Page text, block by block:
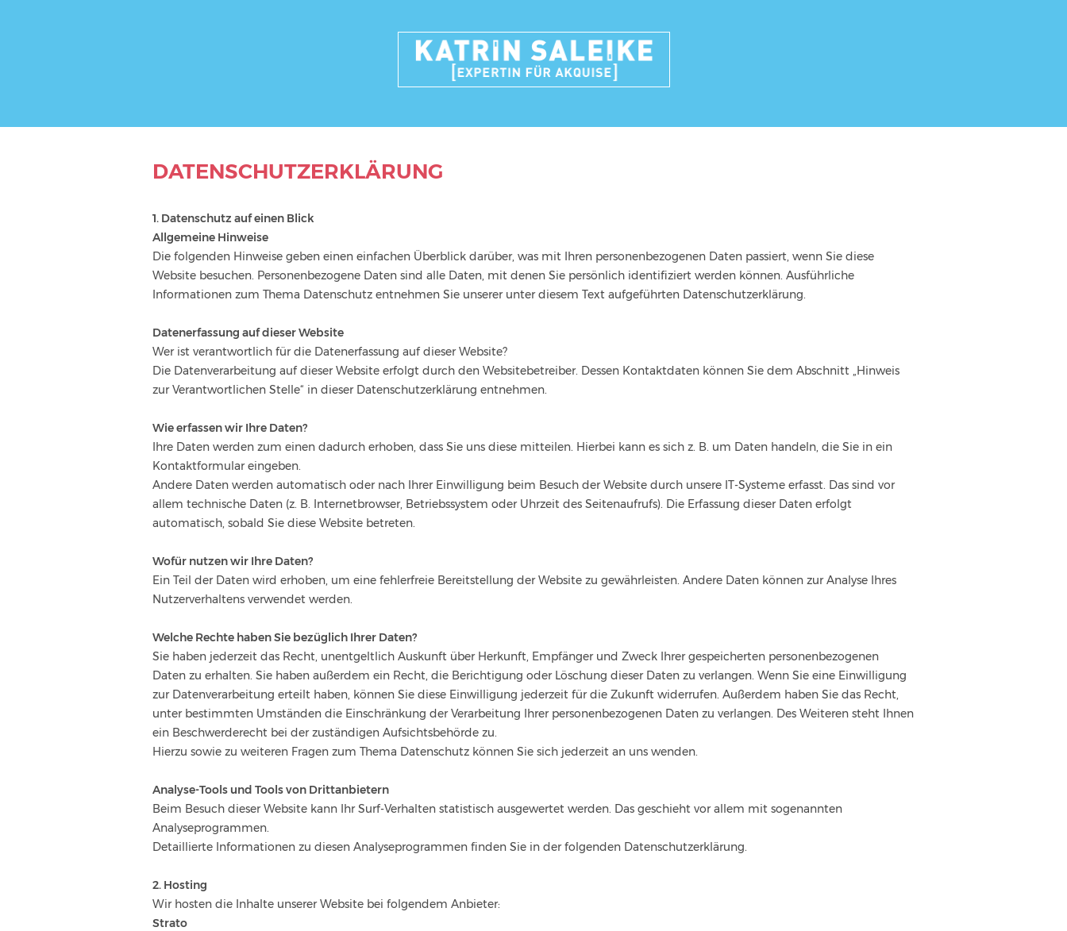
DATENSCHUTZ­ERKLÄRUNG
1. Datenschutz auf einen Blick
Allgemeine Hinweise
Die folgenden Hinweise geben einen einfachen Überblick darüber, was mit Ihren personenbezogenen Daten passiert, wenn Sie diese
Website besuchen. Personenbezogene Daten sind alle Daten, mit denen Sie persönlich identifiziert werden können. Ausführliche
Informationen zum Thema Datenschutz entnehmen Sie unserer unter diesem Text aufgeführten Datenschutzerklärung.
Datenerfassung auf dieser Website
Wer ist verantwortlich für die Datenerfassung auf dieser Website?
Die Datenverarbeitung auf dieser Website erfolgt durch den Websitebetreiber. Dessen Kontaktdaten können Sie dem Abschnitt „Hinweis
zur Verantwortlichen Stelle“ in dieser Datenschutzerklärung entnehmen.
Wie erfassen wir Ihre Daten?
Ihre Daten werden zum einen dadurch erhoben, dass Sie uns diese mitteilen. Hierbei kann es sich z. B. um Daten handeln, die Sie in ein
Kontaktformular eingeben.
Andere Daten werden automatisch oder nach Ihrer Einwilligung beim Besuch der Website durch unsere IT-Systeme erfasst. Das sind vor
allem technische Daten (z. B. Internetbrowser, Betriebssystem oder Uhrzeit des Seitenaufrufs). Die Erfassung dieser Daten erfolgt
automatisch, sobald Sie diese Website betreten.
Wofür nutzen wir Ihre Daten?
Ein Teil der Daten wird erhoben, um eine fehlerfreie Bereitstellung der Website zu gewährleisten. Andere Daten können zur Analyse Ihres
Nutzerverhaltens verwendet werden.
Welche Rechte haben Sie bezüglich Ihrer Daten?
Sie haben jederzeit das Recht, unentgeltlich Auskunft über Herkunft, Empfänger und Zweck Ihrer gespeicherten personenbezogenen
Daten zu erhalten. Sie haben außerdem ein Recht, die Berichtigung oder Löschung dieser Daten zu verlangen. Wenn Sie eine Einwilligung
zur Datenverarbeitung erteilt haben, können Sie diese Einwilligung jederzeit für die Zukunft widerrufen. Außerdem haben Sie das Recht,
unter bestimmten Umständen die Einschränkung der Verarbeitung Ihrer personenbezogenen Daten zu verlangen. Des Weiteren steht Ihnen
ein Beschwerderecht bei der zuständigen Aufsichtsbehörde zu.
Hierzu sowie zu weiteren Fragen zum Thema Datenschutz können Sie sich jederzeit an uns wenden.
Analyse-Tools und Tools von Dritt­anbietern
Beim Besuch dieser Website kann Ihr Surf-Verhalten statistisch ausgewertet werden. Das geschieht vor allem mit sogenannten
Analyseprogrammen.
Detaillierte Informationen zu diesen Analyseprogrammen finden Sie in der folgenden Datenschutzerklärung.
2. Hosting
Wir hosten die Inhalte unserer Website bei folgendem Anbieter:
Strato